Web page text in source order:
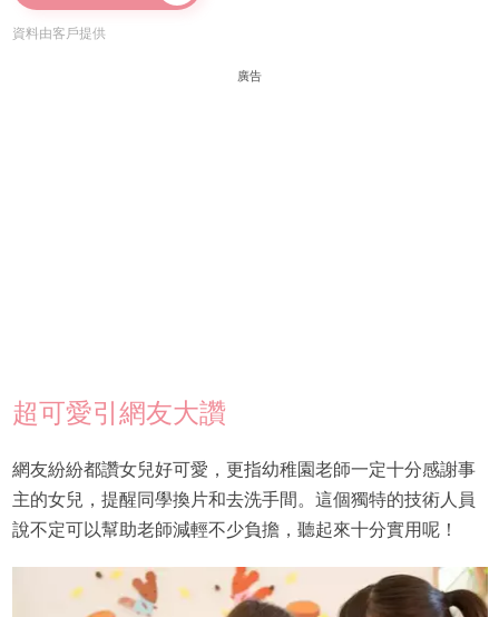
資料由客戶提供
廣告
超可愛引網友大讚
網友紛紛都讚女兒好可愛，更指幼稚園老師一定十分感謝事
主的女兒，提醒同學換片和去洗手間。這個獨特的技術人員
說不定可以幫助老師減輕不少負擔，聽起來十分實用呢！